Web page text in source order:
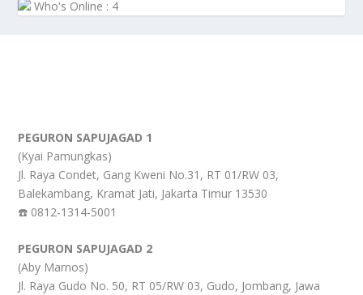
Who's Online : 4
PEGURON SAPUJAGAD 1
(Kyai Pamungkas)
Jl. Raya Condet, Gang Kweni No.31, RT 01/RW 03,
Balekambang, Kramat Jati, Jakarta Timur 13530
☎️ 0812-1314-5001
PEGURON SAPUJAGAD 2
(Aby Marnos)
Jl. Raya Gudo No. 50, RT 05/RW 03, Gudo, Jombang, Jawa